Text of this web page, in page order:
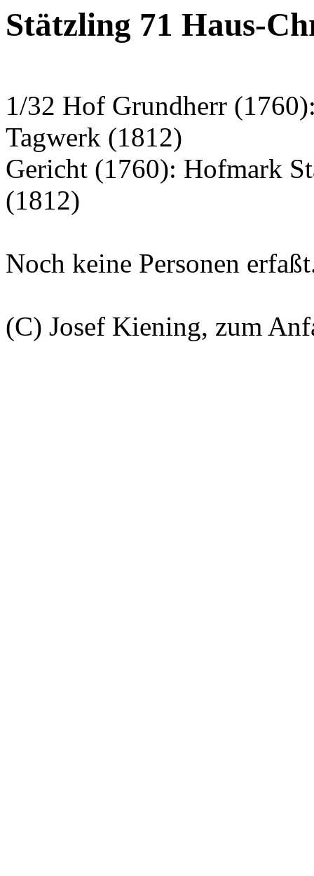
Stätzling 71 Haus-
1/32 Hof Grundherr
Tagwerk (1812)
Gericht (1760): Hofmark
(1812)
Noch keine Personen
(C) Josef Kiening, zum